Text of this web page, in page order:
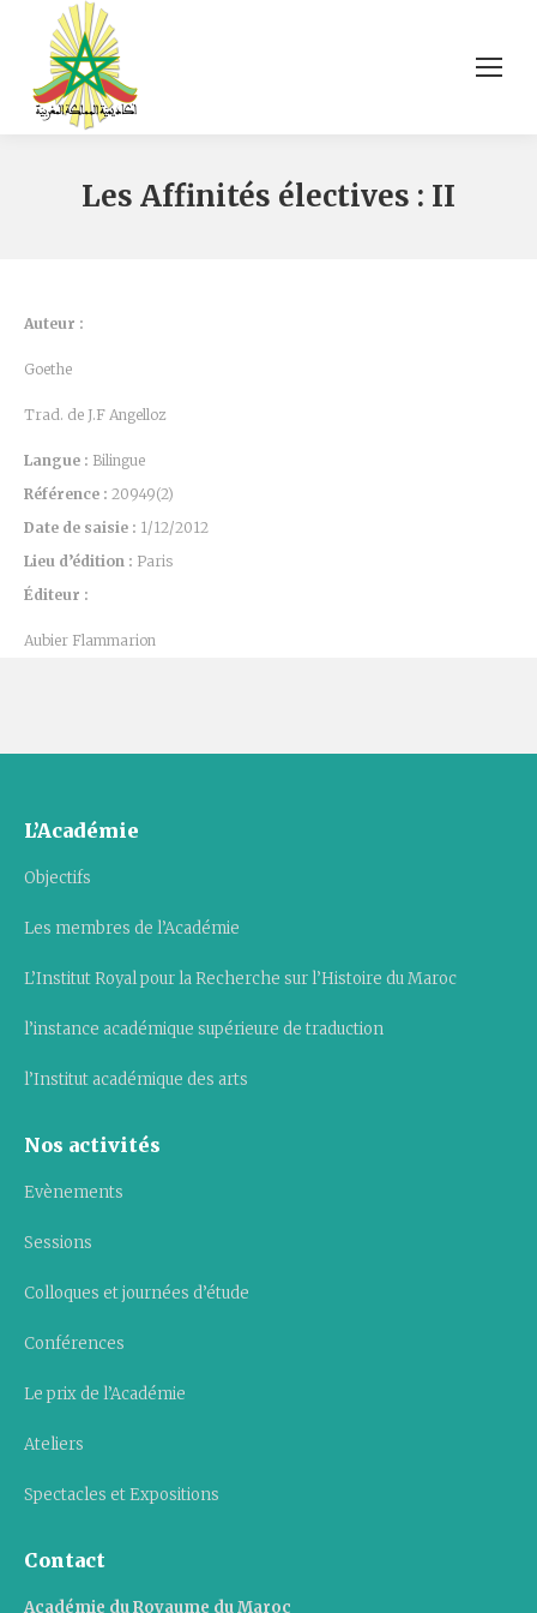
Les Affinités électives : II
Auteur :
Goethe
Trad. de J.F Angelloz
Langue : Bilingue
Référence : 20949(2)
Date de saisie : 1/12/2012
Lieu d’édition : Paris
Éditeur :
Aubier Flammarion
L’Académie
Objectifs
Les membres de l’Académie
L’Institut Royal pour la Recherche sur l’Histoire du Maroc
l’instance académique supérieure de traduction
l’Institut académique des arts
Nos activités
Evènements
Sessions
Colloques et journées d’étude
Conférences
Le prix de l’Académie
Ateliers
Spectacles et Expositions
Contact
Académie du Royaume du Maroc